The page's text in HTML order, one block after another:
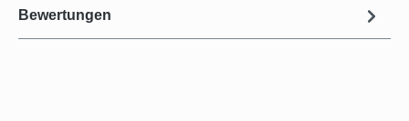
Bewertungen